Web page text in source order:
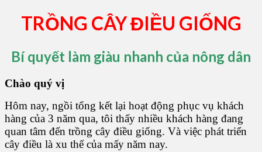
TRỒNG CÂY ĐIỀU GIỐNG
Bí quyết làm giàu nhanh của nông dân
Chào quý vị
Hôm nay, ngồi tổng kết lại hoạt động phục vụ khách
hàng của 3 năm qua, tôi thấy nhiều khách hàng đang
quan tâm đến trồng cây điều giống. Và việc phát triển
cây điều là xu thế của mấy năm nay.